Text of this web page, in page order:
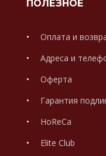
ПОЛЕЗНОЕ
Оплата и
Адреса и
Оферта
Гарантия
HoReCa
Elite Club